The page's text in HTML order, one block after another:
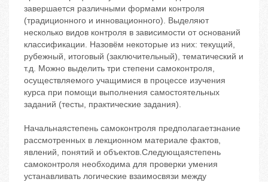
завершается различными формами контроля
(традиционного и инновационного). Выделяют
несколько видов контроля в зависимости от оснований
классификации. Назовём некоторые из них: текущий,
рубежный, итоговый (заключительный), тематический и
т.д. Можно выделить три степени самоконтроля,
осуществляемого учащимися в процессе изучения
курса при помощи выполнения самостоятельных
заданий (тесты, практические задания).
Начальнаястепень самоконтроля предполагаетзнание
рассмотренных в лекционном материале фактов,
явлений, понятий и объектов.Следующаястепень
самоконтроля необходима для проверки умения
устанавливать логические взаимосвязи между